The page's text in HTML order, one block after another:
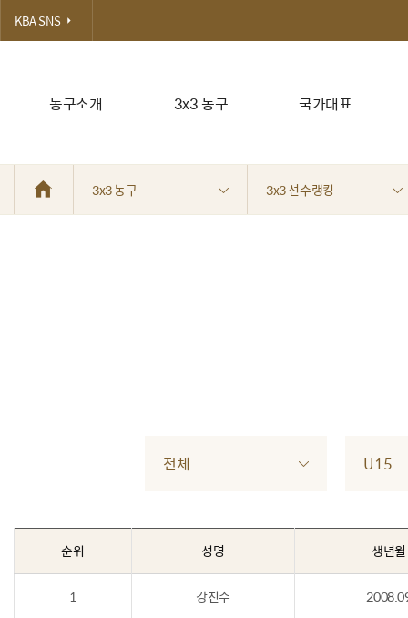
농구소개 3x3 농구 국가대표
KBA SNS
3x3 농구 3x3 선수랭킹
전체 U15
순위 성명 생년월
1 강진수